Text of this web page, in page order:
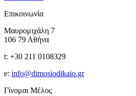
Επικοινωνία
Μαυρομιχάλη 7
106 79 Αθήνα
t: +30 211 0108329
e: info@dimosiodikaio.gr
Γίνομαι Μέλος